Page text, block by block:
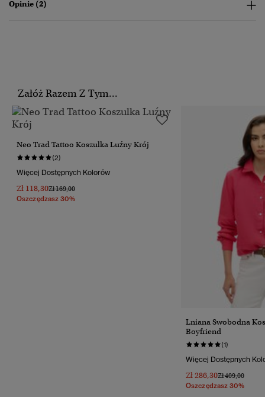
Opinie (2)
Załóż Razem Z Tym...
Neo Trad Tattoo Koszulka Luźny Krój
(2)
Więcej Dostępnych Kolorów
Zł 118,30Cena Obniżona Od
Zł 169,00Do
Oszczędzasz 30%
Lniana Swobodna
Boyfriend
(1)
Więcej Dostępnych
Zł 286,30Cena
Zł 409,00Do
Oszczędzasz 30%